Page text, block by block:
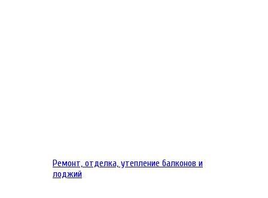
Ремонт, отделка, утепление балконов и
лоджий